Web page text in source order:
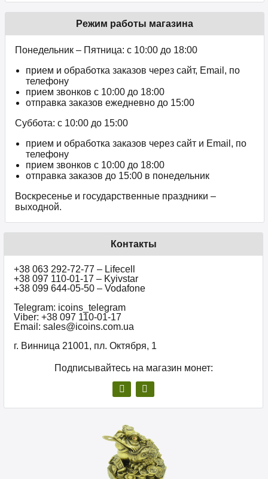
Режим работы магазина
Понедельник – Пятница: с 10:00 до 18:00
прием и обработка заказов через сайт, Email, по
телефону
прием звонков c 10:00 до 18:00
отправка заказов ежедневно до 15:00
Суббота: с 10:00 до 15:00
прием и обработка заказов через сайт и Email, по
телефону
прием звонков c 10:00 до 18:00
отправка заказов до 15:00 в понедельник
Воскресенье и государственные праздники –
выходной.
Контакты
+38 063 292-72-77 – Lifecell
+38 097 110-01-17 – Kyivstar
+38 099 644-05-50 – Vodafone
Telegram: icoins_telegram
Viber: +38 097 110-01-17
Email: sales@icoins.com.ua
г. Винница 21001, пл. Октября, 1
Подписывайтесь на магазин монет: